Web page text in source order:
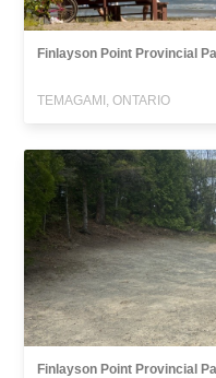
Finlayson Point Provincial
TEMAGAMI, ONTARIO
Finlayson Point Provincial